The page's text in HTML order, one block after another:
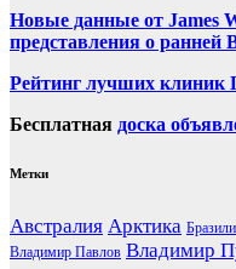
Новые данные от James
представления о ранней
Рейтинг лучших клиник
Бесплатная доска
Метки
Австралия Арктика
Владимир Павлов Владимир